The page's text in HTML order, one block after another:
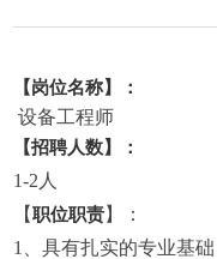
【岗位名称】：
设备工程师
【招聘人数】：
1-2 人
【职位职责】：
1
、具有扎实的专业基